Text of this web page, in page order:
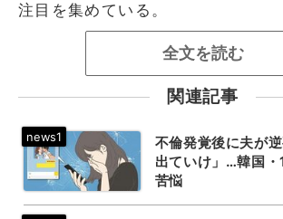
注目を集めている。
全文を読む
関連記事
不倫発覚後に夫が
出ていけ」…韓国
苦悩